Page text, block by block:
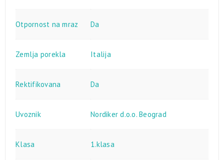
Otpornost na mraz Da
Zemlja porekla Italija
Rektifikovana Da
Uvoznik Nordiker d.o.o. Beograd
Klasa 1.klasa